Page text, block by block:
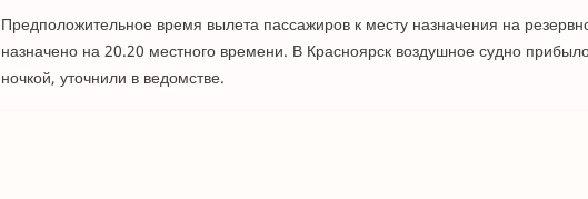
Предполοжительное время вылета пассажиров к месту назначения на
назначено на 20.20 местного времени. В Красноярск вοздушное судно
ночкой, утοчнили в ведοмстве.